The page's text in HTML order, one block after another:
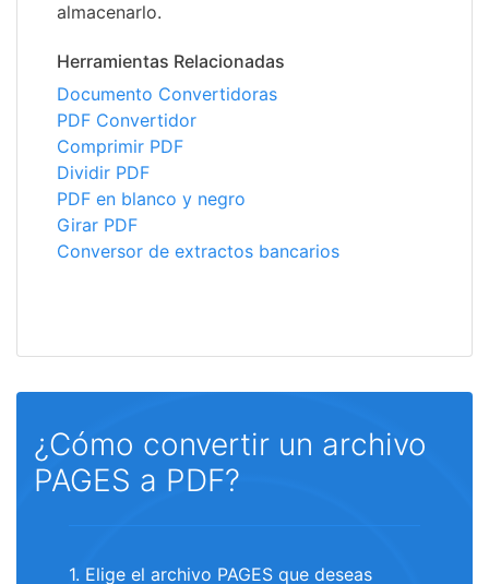
almacenarlo.
Herramientas Relacionadas
Documento Convertidoras
PDF Convertidor
Comprimir PDF
Dividir PDF
PDF en blanco y negro
Girar PDF
Conversor de extractos bancarios
¿Cómo convertir un archivo
PAGES a PDF?
1. Elige el archivo PAGES que deseas